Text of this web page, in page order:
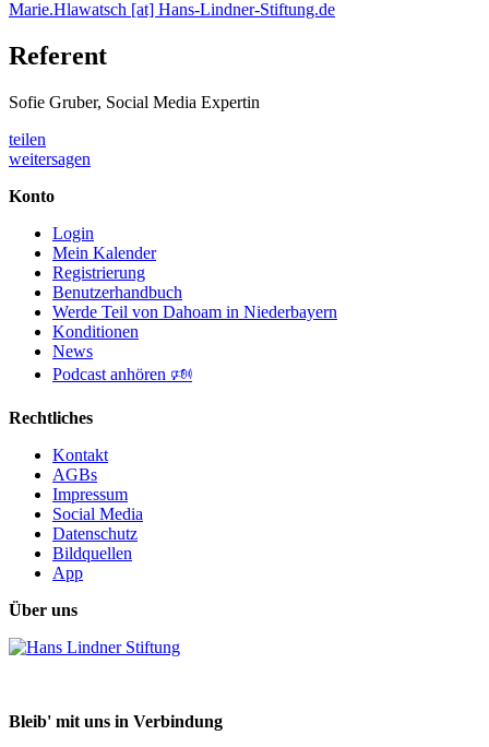
Marie.Hlawatsch [at] Hans-Lindner-Stiftung.de
Referent
Sofie Gruber, Social Media Expertin
teilen
weitersagen
Konto
Login
Mein Kalender
Registrierung
Benutzerhandbuch
Werde Teil von Dahoam in Niederbayern
Konditionen
News
Podcast anhören 🕬
Rechtliches
Kontakt
AGBs
Impressum
Social Media
Datenschutz
Bildquellen
App
Über uns
Bleib' mit uns in Verbindung